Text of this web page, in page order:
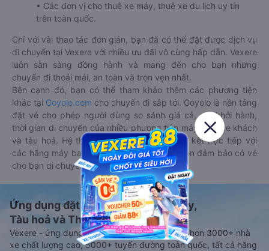
• Các đơn vị cho thuê xe máy, thuê xe du lịch uy tín
trên toàn quốc.
Chỉ với vài thao tác đơn giản, bạn đã có thể đặt được dịch vụ
di chuyển tại Vexere với nhiều ưu đãi vô cùng hấp dẫn. Vexere
luôn sẵn sàng đồng hành và mang đến cho bạn những
chuyến đi thoải mái, an toàn và trọn vẹn nhất.
Bên cạnh đó, bạn có thể tham khảo thêm các phương tiện
khác tại Goyolo.com cho chuyến đi sắp tới. Goyolo là nền tảng
đặt vé cho phép người dùng so sánh giá cả, giờ khởi hành,
thời gian di chuyển của nhiều phương tiện máy bay, xe khách
và tàu hoả. Hệ thống của Goyolo được liên kết trực tiếp với
các hãng máy bay, xe khách và tàu hoả, luôn đảm bảo có vé
cho bạn di chuyển.
Ứng dụng đặt vé Xe khách, Máy bay,
Tàu hoả và Thuê xe
Vexere - ứng dụng đặt vé đa phương tiện với hơn 3000+ nhà
xe chất lượng cao, 5000+ tuyến đường toàn quốc, tất cả hãng